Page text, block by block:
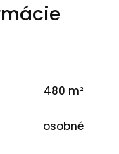
480 m²
osobné